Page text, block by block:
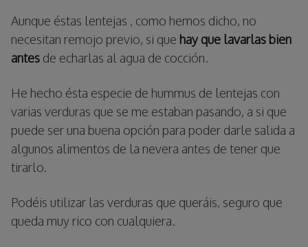
Aunque éstas lentejas , como hemos dicho, no
necesitan remojo previo, si que hay que lavarlas bien
antes de echarlas al agua de cocción.
He hecho ésta especie de hummus de lentejas con
varias verduras que se me estaban pasando, a si que
puede ser una buena opción para poder darle salida a
algunos alimentos de la nevera antes de tener que
tirarlo.
Podéis utilizar las verduras que queráis, seguro que
queda muy rico con cualquiera.